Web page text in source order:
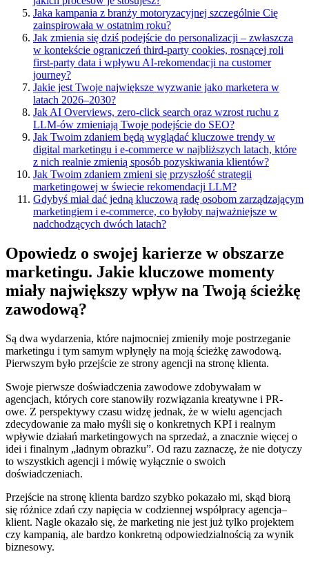
Jaka kampania z branży motoryzacyjnej szczególnie Cię
zainspirowała w ostatnim roku?
Jak zmienia się dziś podejście do personalizacji – zwłaszcza
w kontekście ograniczeń third-party cookies, rosnącej roli
first-party data i wpływu AI-rekomendacji na customer
journey?
Jakie jest Twoje największe wyzwanie jako marketera w
latach 2026–2030?
Jak AI Overviews, zero-click search oraz wzrost ruchu z
LLM-ów zmieniają Twoje podejście do SEO?
Jak Twoim zdaniem będą wyglądać kluczowe trendy w
digital marketingu i e-commerce w najbliższych latach, które
z nich realnie zmienią sposób pozyskiwania klientów?
Jak Twoim zdaniem zmieni się przyszłość strategii
marketingowej w świecie rekomendacji LLM?
Gdybyś miał dać jedną kluczową radę osobom zarządzającym
marketingiem i e-commerce, co byłoby najważniejsze w
nadchodzących dwóch latach?
Opowiedz o swojej karierze w obszarze
marketingu. Jakie kluczowe momenty
miały największy wpływ na Twoją ścieżkę
zawodową?
Są dwa wydarzenia, które najmocniej zmieniły moje postrzeganie
marketingu i tym samym wpłynęły na moją ścieżkę zawodową.
Pierwszym było przejście ze strony agencji na stronę klienta.
Swoje pierwsze doświadczenia zawodowe zdobywałam w
agencjach, których core stanowiły rozwiązania kreatywne i PR-
owe. Z perspektywy czasu widzę jednak, że w wielu agencjach
zdecydowanie za mało myśli się o konkretnych KPI i realnym
wpływie działań marketingowych na sprzedaż, a znacznie więcej o
idei i finalnym „ładnym obrazku”. Od razu zaznaczę, że nie dotyczy
to wszystkich agencji i mówię wyłącznie o swoich
doświadczeniach.
Przejście na stronę klienta bardzo szybko pokazało mi, skąd biorą
się różnice zdań czy napięcia w codziennej współpracy agencja–
klient. Nagle okazało się, że marketing nie jest już tylko projektem
czy kampanią, ale bardzo konkretną odpowiedzialnością za wynik
biznesowy.